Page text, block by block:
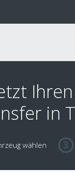
Ihren
in
wählen